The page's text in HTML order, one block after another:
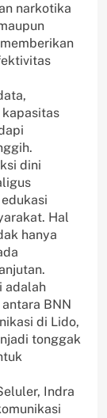
narkotika
dini
Hal
hanya
adalah
BNN
di Lido,
tonggak
Indra